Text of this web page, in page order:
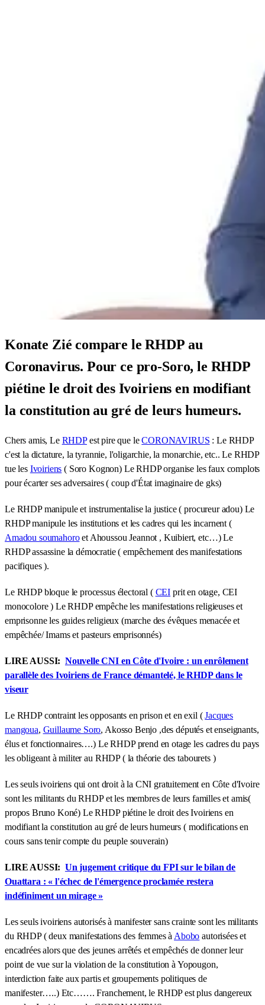
Konate Zié compare le RHDP au
Coronavirus. Pour ce pro-Soro, le RHDP
piétine le droit des Ivoiriens en modifiant
la constitution au gré de leurs humeurs.
Chers amis, Le RHDPest pire que leCORONAVIRUS : Le RHDP
c'est la dictature, la tyrannie, l'oligarchie, la monarchie, etc.. Le RHDP
tue les Ivoiriens ( Soro Kognon) Le RHDP organise les faux complots
pour écarter ses adversaires ( coup d'État imaginaire de gks)
Le RHDP manipule et instrumentalise la justice ( procureur adou) Le
RHDP manipule les institutions et les cadres qui les incarnent (
Amadou soumahoroet Ahoussou Jeannot , Kuibiert, etc…) Le
RHDP assassine la démocratie ( empêchement des manifestations
pacifiques ).
Le RHDP bloque le processus électoral ( CEI prit en otage, CEI
monocolore ) Le RHDP empêche les manifestations religieuses et
emprisonne les guides religieux (marche des évêques menacée et
empêchée/ Imams et pasteurs emprisonnés)
LIRE AUSSI: Nouvelle CNI en Côte d'Ivoire : un enrôlement
parallèle des Ivoiriens de France démantelé, le RHDP dans le
viseur
Le RHDP contraint les opposants en prison et en exil (Jacques
mangoua, Guillaume Soro, Akosso Benjo ,des députés et enseignants,
élus et fonctionnaires….) Le RHDP prend en otage les cadres du pays
les obligeant à militer au RHDP ( la théorie des tabourets )
Les seuls ivoiriens qui ont droit à la CNI gratuitement en Côte d'Ivoire
sont les militants du RHDP et les membres de leurs familles et amis(
propos Bruno Koné) Le RHDP piétine le droit des Ivoiriens en
modifiant la constitution au gré de leurs humeurs ( modifications en
cours sans tenir compte du peuple souverain)
LIRE AUSSI: Un jugement critique du FPI sur le bilan de
Ouattara : « l'échec de l'émergence proclamée restera
indéfiniment un mirage »
Les seuls ivoiriens autorisés à manifester sans crainte sont les militants
du RHDP ( deux manifestations des femmes à Abobo autorisées et
encadrées alors que des jeunes arrêtés et empêchés de donner leur
point de vue sur la violation de la constitution à Yopougon,
interdiction faite aux partis et groupements politiques de
manifester…..) Etc……. Franchement, le RHDP est plus dangereux